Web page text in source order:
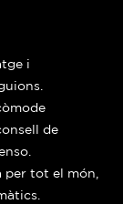
i
de
per tot el món,